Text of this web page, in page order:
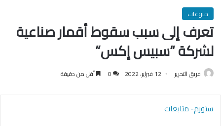
منوعات
تعرف إلى سبب سقوط أقمار صناعية
لشركة “سبيس إكس”
فريق التحرير 12 فبراير، 2022 0 أقل من دقيقة
ستورم- متابعات